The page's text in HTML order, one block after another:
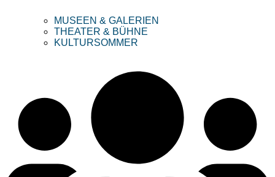
MUSEEN & GALERIEN
THEATER & BÜHNE
KULTURSOMMER